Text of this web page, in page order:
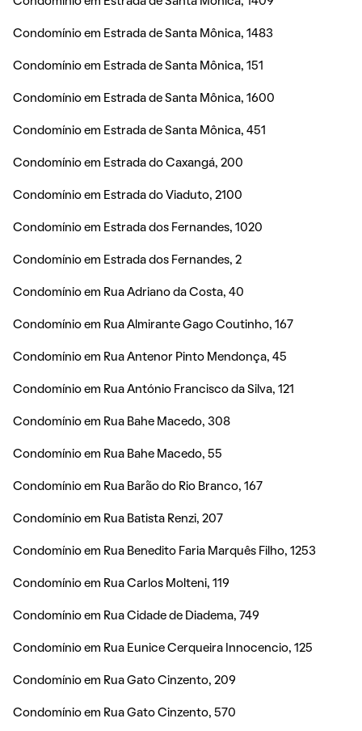
Condomínio em Estrada de Santa Mônica, 1483
Condomínio em Estrada de Santa Mônica, 151
Condomínio em Estrada de Santa Mônica, 1600
Condomínio em Estrada de Santa Mônica, 451
Condomínio em Estrada do Caxangá, 200
Condomínio em Estrada do Viaduto, 2100
Condomínio em Estrada dos Fernandes, 1020
Condomínio em Estrada dos Fernandes, 2
Condomínio em Rua Adriano da Costa, 40
Condomínio em Rua Almirante Gago Coutinho, 167
Condomínio em Rua Antenor Pinto Mendonça, 45
Condomínio em Rua António Francisco da Silva, 121
Condomínio em Rua Bahe Macedo, 308
Condomínio em Rua Bahe Macedo, 55
Condomínio em Rua Barão do Rio Branco, 167
Condomínio em Rua Batista Renzi, 207
Condomínio em Rua Benedito Faria Marquês Filho, 1253
Condomínio em Rua Carlos Molteni, 119
Condomínio em Rua Cidade de Diadema, 749
Condomínio em Rua Eunice Cerqueira Innocencio, 125
Condomínio em Rua Gato Cinzento, 209
Condomínio em Rua Gato Cinzento, 570